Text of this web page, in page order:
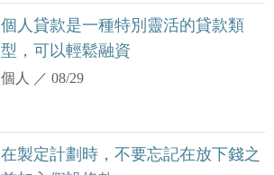
個人貸款是一種特別靈活的貸款類
型，可以輕鬆融資
個人 ／08/29
在製定計劃時，不要忘記在放下錢之